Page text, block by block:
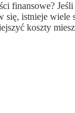
finansowe? Jeśli
istnieje wiele
koszty